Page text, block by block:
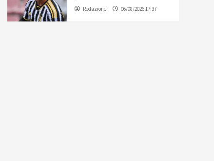
Redazione 06/08/2026 17:37